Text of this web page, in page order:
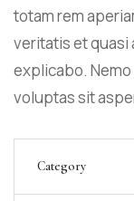
totam rem
veritatis et
explicabo.
voluptas sit
Category